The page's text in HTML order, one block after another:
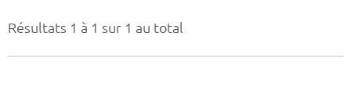
Résultats 1 à 1 sur 1 au total